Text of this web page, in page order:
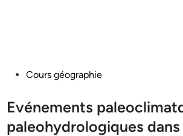
PostedCours géographie
Evénements
paleohydrologiques dans